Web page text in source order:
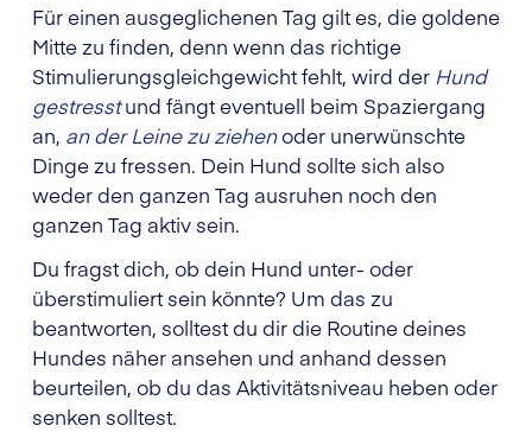
Für einen ausgeglichenen Tag gilt es, die goldene
Mitte zu finden, denn wenn das richtige
Stimulierungsgleichgewicht fehlt, wird der Hund
gestresstund fängt eventuell beim Spaziergang
an, an der Leine zu ziehenoder unerwünschte
Dinge zu fressen. Dein Hund sollte sich also
weder den ganzen Tag ausruhen noch den
ganzen Tag aktiv sein.
Du fragst dich, ob dein Hund unter- oder
überstimuliert sein könnte? Um das zu
beantworten, solltest du dir die Routine deines
Hundes näher ansehen und anhand dessen
beurteilen, ob du das Aktivitätsniveau heben oder
senken solltest.